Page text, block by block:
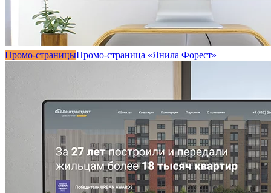
Промо-страницыПромо-страница «Янила Форест»